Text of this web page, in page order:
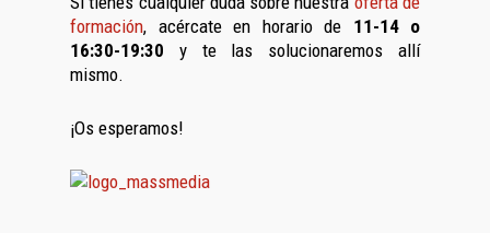
formación, acércate en horario de 11-14 o
16:30-19:30 y te las solucionaremos allí
mismo.
¡Os esperamos!